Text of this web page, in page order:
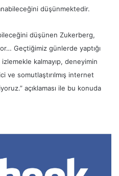
düşünmektedir.
düşünen Zukerberg,
Geçtiğimiz günlerde yaptığı
kalmayıp, deneyimin
ve somutlaştırılmış internet
açıklaması ile bu konuda